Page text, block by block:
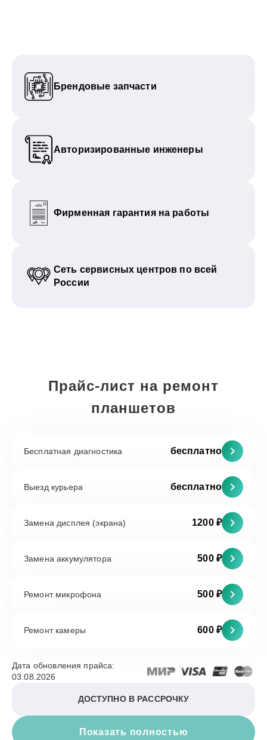
Брендовые запчасти
Авторизированные инженеры
Фирменная гарантия на работы
Сеть сервисных центров по всей
России
Прайс-лист на ремонт
планшетов
Бесплатная диагностика бесплатно
Выезд курьера бесплатно
Замена дисплея (экрана) 1200 ₽
Замена аккумулятора 500 ₽
Ремонт микрофона 500 ₽
Ремонт камеры 600 ₽
Показать полностью
Дата обновления прайса:
03.08.2026
ДОСТУПНО В РАССРОЧКУ